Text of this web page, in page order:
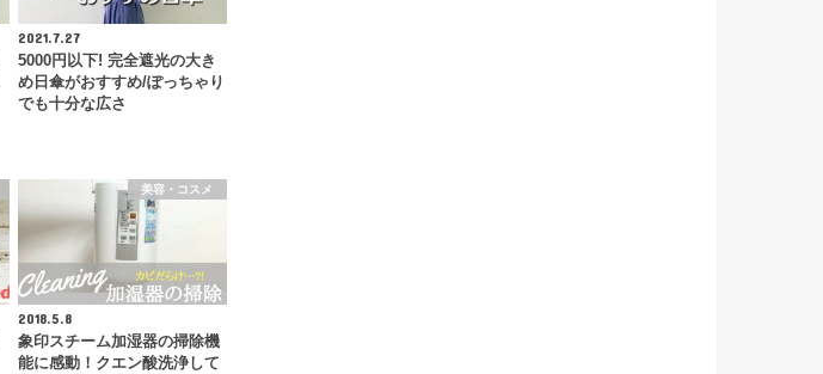
2021.7.27
5000円以下! 完全遮光の大き
め日傘がおすすめ/ぽっちゃり
でも十分な広さ
美容・コスメ
2018.5.8
象印スチーム加湿器の掃除機
能に感動！クエン酸洗浄して